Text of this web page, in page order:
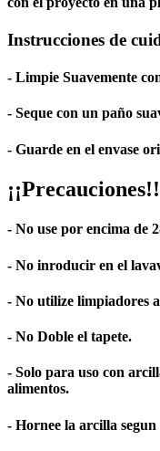
Instrucciones de
- Limpie Suavemente
- Seque con un paño
- Guarde en el envase
¡¡Precauciones!!
- No use por encima de
- No inroducir en el
- No utilize limpiadores
- No Doble el tapete.
- Solo para uso con
alimentos.
- Hornee la arcilla